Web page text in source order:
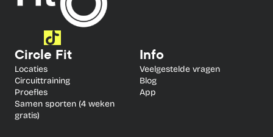
Circle Fit
Locaties
Circuittraining
Proefles
Samen sporten (4 weken
gratis)
Info
Veelgestelde vragen
Blog
App